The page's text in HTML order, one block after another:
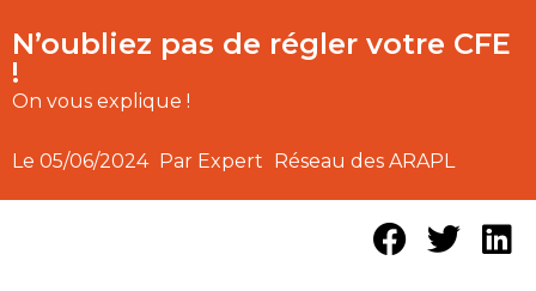
N’oubliez pas de régler votre CFE
!
On vous explique !
Le 05/06/2024 Par Expert Réseau des ARAPL